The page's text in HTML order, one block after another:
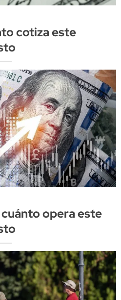
cotiza este
opera este